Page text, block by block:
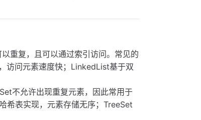
重复，且可以通过索引访问。常见的
访问元素速度快；LinkedList基于双
不允许出现重复元素，因此常用于
希表实现，元素存储无序；TreeSet